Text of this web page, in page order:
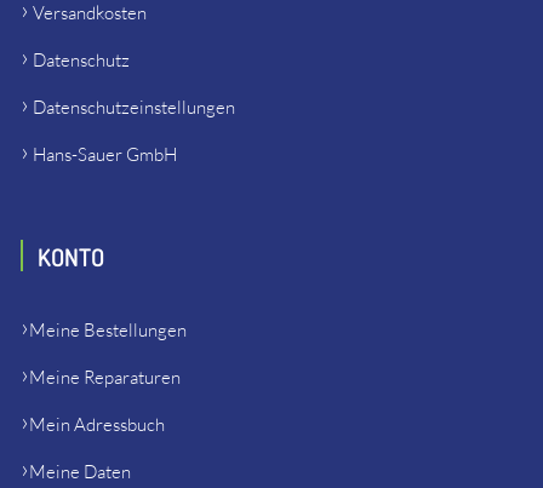
Versandkosten
Datenschutz
Datenschutzeinstellungen
Hans-Sauer GmbH
KONTO
Meine Bestellungen
Meine Reparaturen
Mein Adressbuch
Meine Daten